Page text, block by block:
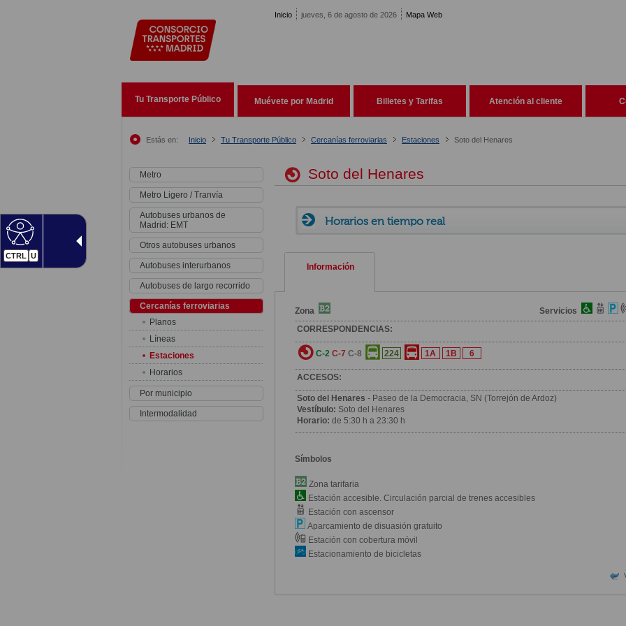
CTRL U
Inicio jueves, 6 de agosto de 2026 Mapa Web
Tu Transporte Público Muévete por Madrid Billetes y Tarifas Atención al cliente
Estás en: Inicio Tu Transporte Público Cercanías ferroviarias Estaciones Soto del Henares
Metro
Metro Ligero / Tranvía
Autobuses urbanos de
Madrid: EMT
Otros autobuses urbanos
Autobuses interurbanos
Autobuses de largo recorrido
Cercanías ferroviarias
Planos
Líneas
Estaciones
Horarios
Por municipio
Intermodalidad
Soto del Henares
Horarios en tiempo real
Información
Zona
Servicios
CORRESPONDENCIAS:
C-2 C-7 C-8 224 1A 1B 6
ACCESOS:
Soto del Henares - Paseo de la Democracia, SN (Torrejón de Ardoz)
Vestíbulo: Soto del Henares
Horario: de 5:30 h a 23:30 h
Símbolos
Zona tarifaria
Estación accesible. Circulación parcial de trenes accesibles
Estación con ascensor
Aparcamiento de disuasión gratuito
Estación con cobertura móvil
Estacionamiento de bicicletas